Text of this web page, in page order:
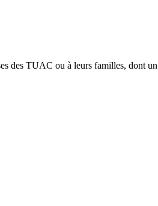
des TUAC ou à leurs familles, dont